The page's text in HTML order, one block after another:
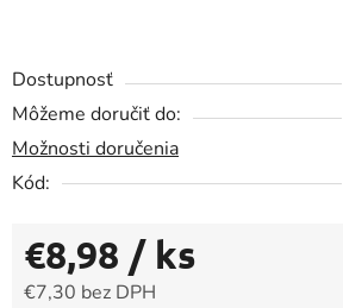
Dostupnosť
Môžeme doručiť do:
Možnosti doručenia
Kód:
€8,98 / ks
€7,30 bez DPH